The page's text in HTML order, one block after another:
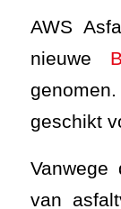
AWS
nieuwe
geschikt
van